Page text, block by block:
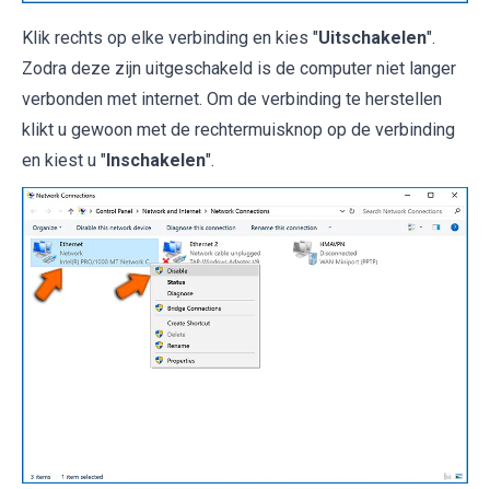
Klik rechts op elke verbinding en kies "Uitschakelen".
Zodra deze zijn uitgeschakeld is de computer niet langer
verbonden met internet. Om de verbinding te herstellen
klikt u gewoon met de rechtermuisknop op de verbinding
en kiest u " Inschakelen".